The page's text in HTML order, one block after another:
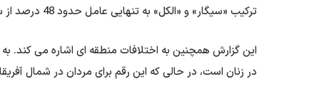
ترکیب «سیگار» و «الکل» به تنهایی عامل حدود 48 درصد از سرطان های قابل پیشگیری در جهان است.
در زنان است، در حالی که این رقم برای مردان در شمال آفریقا و غرب آسیا